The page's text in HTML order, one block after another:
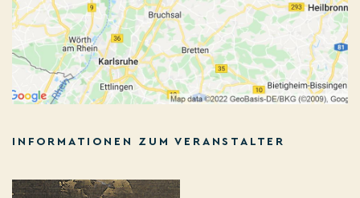
INFORMATIONEN ZUM VERANSTALTER